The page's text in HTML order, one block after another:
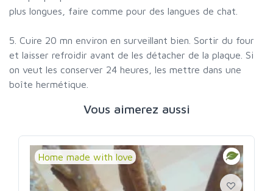
plus longues, faire comme pour des langues de chat.
5. Cuire 20 mn environ en surveillant bien. Sortir du four
et laisser refroidir avant de les détacher de la plaque. Si
on veut les conserver 24 heures, les mettre dans une
boîte hermétique.
Vous aimerez aussi
Home made with love